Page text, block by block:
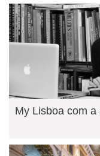
My Lisboa com